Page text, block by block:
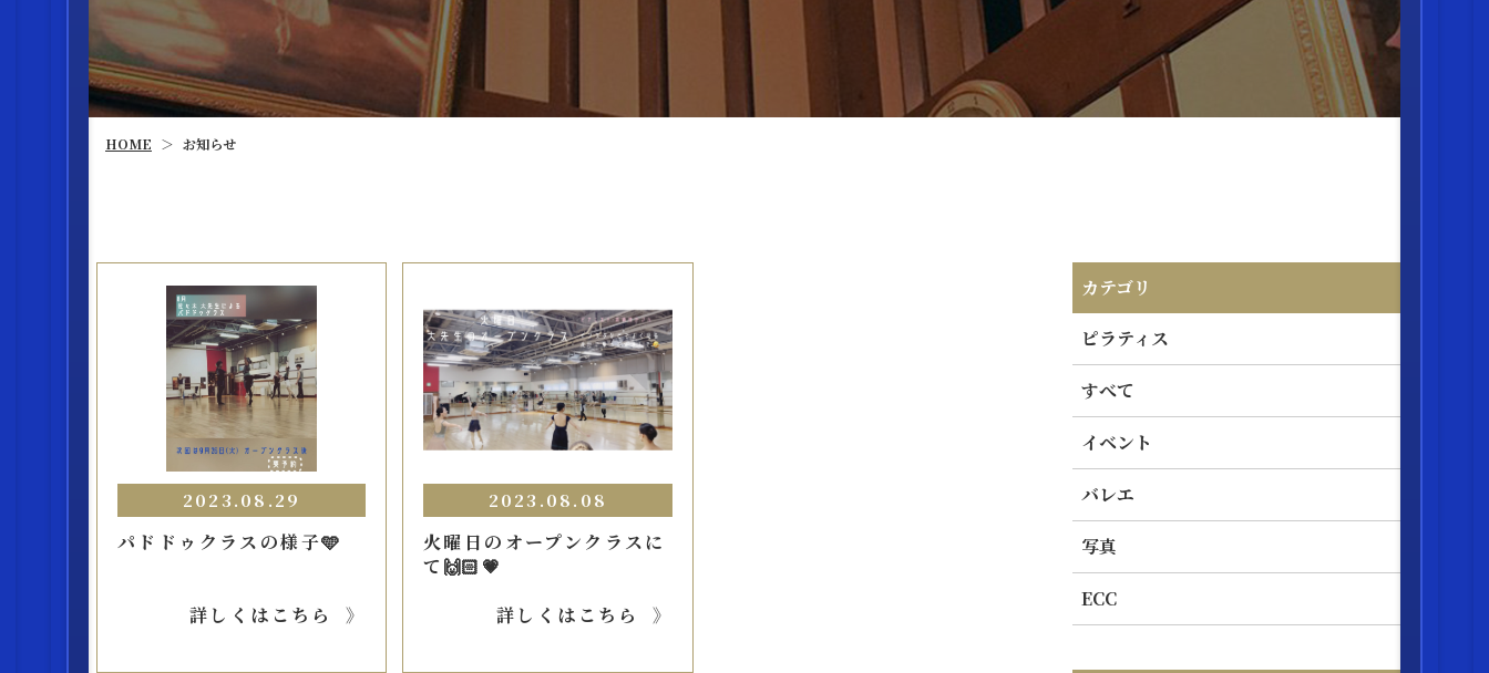
HOME ＞ お知らせ
2023.08.29
パドドゥクラスの様子🩵
詳しくはこちら
2023.08.08
火曜日のオープンクラスに
て🙌🏻💗
詳しくはこちら
カテゴリ
ピラティス
すべて
イベント
バレエ
写真
ECC